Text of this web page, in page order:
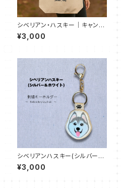
シベリアン・ハスキー｜キャンバ
ストート M（全7色）
¥3,000
シベリアンハスキー(シルバー＆
ホワイト)【DogTag Stitch】両
面刺繍キーホルダー
¥3,000